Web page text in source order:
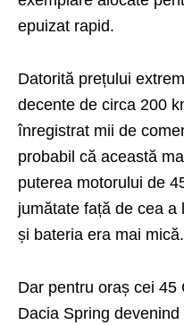
epuizat rapid.
Datorită prețului
decente de circa 200
înregistrat mii de
probabil că această
puterea motorului de
jumătate față de cea a
și bateria era mai mică.
Dar pentru oraș cei 45
Dacia Spring